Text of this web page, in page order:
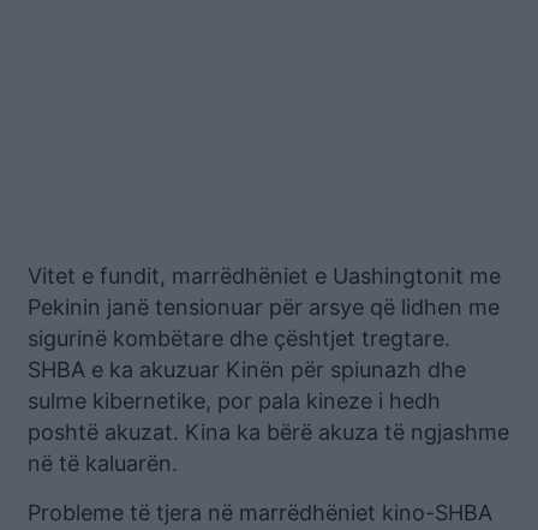
Vitet e fundit, marrëdhëniet e Uashingtonit me
Pekinin janë tensionuar për arsye që lidhen me
sigurinë kombëtare dhe çështjet tregtare.
SHBA e ka akuzuar Kinën për spiunazh dhe
sulme kibernetike, por pala kineze i hedh
poshtë akuzat. Kina ka bërë akuza të ngjashme
në të kaluarën.
Probleme të tjera në marrëdhëniet kino-SHBA